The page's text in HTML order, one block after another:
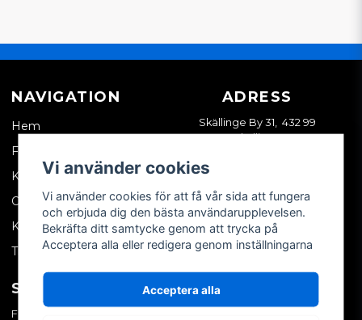
NAVIGATION
Hem
Företagskund
Kontakta oss
Om oss
Köpvillkor
Tips & trix
ADRESS
Skällinge By 31, 432 99
Skällinge
SOCIALA MEDIER
Facebook
MITT KONTO
Vi använder cookies
Vi använder cookies för att få vår sida att fungera
och erbjuda dig den bästa användarupplevelsen.
Bekräfta ditt samtycke genom att trycka på
Acceptera alla eller redigera genom inställningarna
Acceptera alla